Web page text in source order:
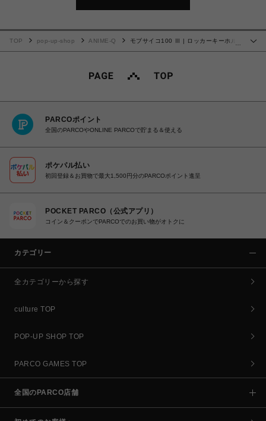
TOP pop-up-shop ANIME-Q
モブサイコ100 Ⅲ | ロッカーキーホル
PARCOポイント
全国のPARCOやONLINE PARCOで貯まる＆使える
ポケパル払い
初回登録＆お買物で最大1,500円分のPARCOポイント進呈
POCKET PARCO（公式アプリ）
コイン＆クーポンでPARCOでのお買い物がオトクに
カテゴリー
全カテゴリーから探す
culture TOP
POP-UP SHOP TOP
PARCO GAMES TOP
全国のPARCO店舗